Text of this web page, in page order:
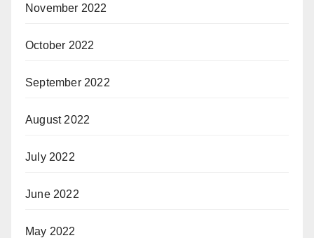
November 2022
October 2022
September 2022
August 2022
July 2022
June 2022
May 2022